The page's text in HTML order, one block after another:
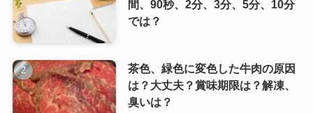
間、90秒、2分、3分、5分、10分
では？
茶色、緑色に変色した牛肉の原因
は？大丈夫？賞味期限は？解凍、
臭いは？